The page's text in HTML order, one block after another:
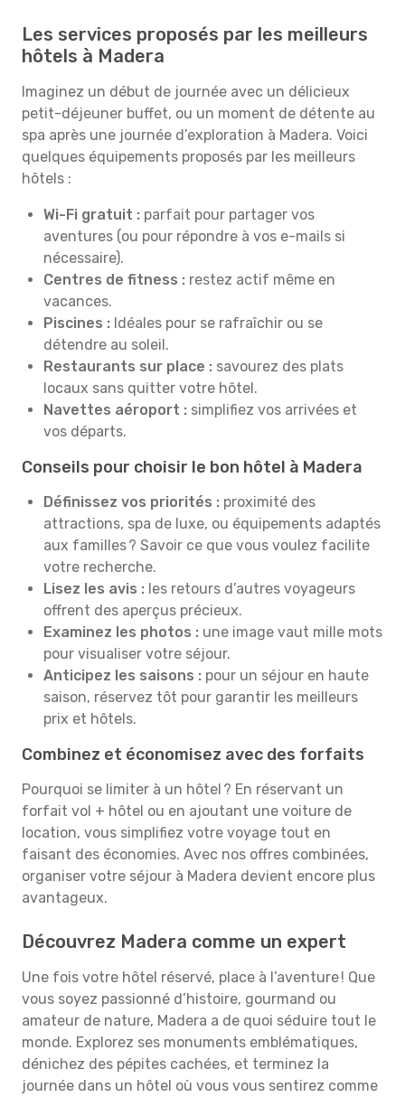
Les services proposés par les meilleurs
hôtels à Madera
Imaginez un début de journée avec un délicieux
petit-déjeuner buffet, ou un moment de détente au
spa après une journée d’exploration à Madera. Voici
quelques équipements proposés par les meilleurs
hôtels :
Wi-Fi gratuit : parfait pour partager vos
aventures (ou pour répondre à vos e-mails si
nécessaire).
Centres de fitness : restez actif même en
vacances.
Piscines : Idéales pour se rafraîchir ou se
détendre au soleil.
Restaurants sur place : savourez des plats
locaux sans quitter votre hôtel.
Navettes aéroport : simplifiez vos arrivées et
vos départs.
Conseils pour choisir le bon hôtel à Madera
Définissez vos priorités : proximité des
attractions, spa de luxe, ou équipements adaptés
aux familles ? Savoir ce que vous voulez facilite
votre recherche.
Lisez les avis : les retours d’autres voyageurs
offrent des aperçus précieux.
Examinez les photos : une image vaut mille mots
pour visualiser votre séjour.
Anticipez les saisons : pour un séjour en haute
saison, réservez tôt pour garantir les meilleurs
prix et hôtels.
Combinez et économisez avec des forfaits
Pourquoi se limiter à un hôtel ? En réservant un
forfait vol + hôtel ou en ajoutant une voiture de
location, vous simplifiez votre voyage tout en
faisant des économies. Avec nos offres combinées,
organiser votre séjour à Madera devient encore plus
avantageux.
Découvrez Madera comme un expert
Une fois votre hôtel réservé, place à l’aventure ! Que
vous soyez passionné d’histoire, gourmand ou
amateur de nature, Madera a de quoi séduire tout le
monde. Explorez ses monuments emblématiques,
dénichez des pépites cachées, et terminez la
journée dans un hôtel où vous vous sentirez comme